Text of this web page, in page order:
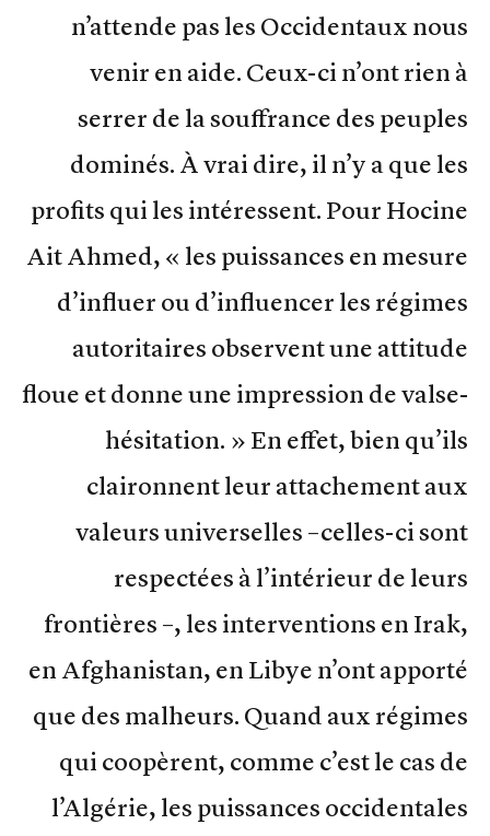
n’attende pas les Occidentaux nous
venir en aide. Ceux-ci n’ont rien à
serrer de la souffrance des peuples
dominés. À vrai dire, il n’y a que les
profits qui les intéressent. Pour Hocine
Ait Ahmed, « les puissances en mesure
d’influer ou d’influencer les régimes
autoritaires observent une attitude
floue et donne une impression de valse-
hésitation. » En effet, bien qu’ils
claironnent leur attachement aux
valeurs universelles –celles-ci sont
respectées à l’intérieur de leurs
frontières –, les interventions en Irak,
en Afghanistan, en Libye n’ont apporté
que des malheurs. Quand aux régimes
qui coopèrent, comme c’est le cas de
l’Algérie, les puissances occidentales